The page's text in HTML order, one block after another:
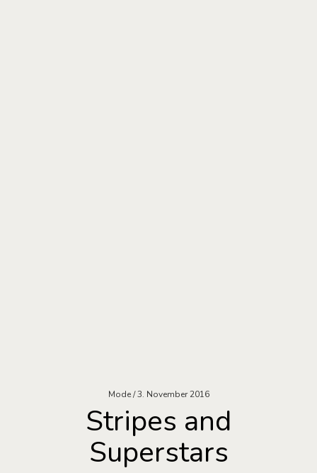
Mode 3. November 2016
Stripes and
Superstars